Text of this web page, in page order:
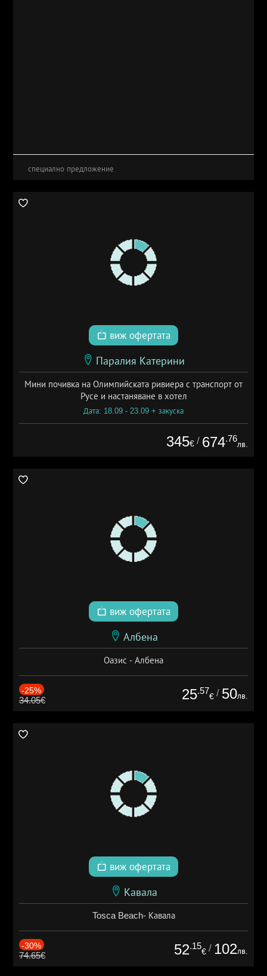
специално предложение
виж офертата
Паралия Катерини
Мини почивка на Олимпийската ривиера с транспорт от
Русе и настаняване в хотел
Дата: 18.09 - 23.09 + закуска
345€ / 674.76
лв.
виж офертата
Албена
Оазис - Албена
-25%
34.05€ 25.57
€ / 50лв.
виж офертата
Кавала
Tosca Beach- Кавала
-30%
74.65€ 52.15
€ / 102лв.